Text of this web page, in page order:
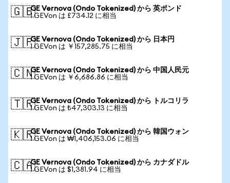
🇬🇧GE Vernova (Ondo Tokenized) から 英ポンド
1 GEVon は £734.12 に相当
🇯🇵GE Vernova (Ondo Tokenized) から 日本円
1 GEVon は ￥157,285.75 に相当
🇨🇳GE Vernova (Ondo Tokenized) から 中国人民元
1 GEVon は ￥6,686.86 に相当
🇹🇷GE Vernova (Ondo Tokenized) から トルコリラ
1 GEVon は ₺47,303.13 に相当
🇰🇷GE Vernova (Ondo Tokenized) から 韓国ウォン
1 GEVon は ₩1,406,153.06 に相当
🇨🇦GE Vernova (Ondo Tokenized) から カナダドル
1 GEVon は $1,381.94 に相当